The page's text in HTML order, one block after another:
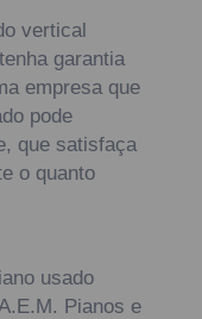
vertical
garantia
empresa que
pode
que satisfaça
o quanto
usado
Pianos e